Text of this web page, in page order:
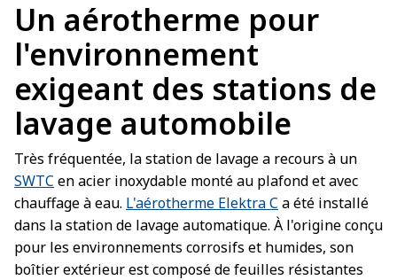
Un aérotherme pour
l'environnement
exigeant des stations de
lavage automobile
Très fréquentée, la station de lavage a recours à un
SWTC en acier inoxydable monté au plafond et avec
chauffage à eau. L'aérotherme Elektra C a été installé
dans la station de lavage automatique. À l'origine conçu
pour les environnements corrosifs et humides, son
boîtier extérieur est composé de feuilles résistantes